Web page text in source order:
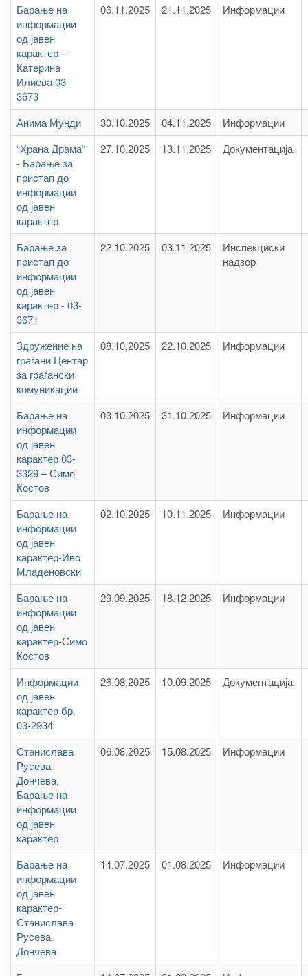
Барање на
информации
од јавен
карактер –
Катерина
Илиева 03-
3673
06.11.2025 21.11.2025 Информации
Анима Мунди 30.10.2025 04.11.2025 Информации
“Храна Драма“
- Барање за
пристап до
информации
од јавен
карактер
27.10.2025 13.11.2025 Документација
Барање за
пристап до
информации
од јавен
карактер - 03-
3671
22.10.2025 03.11.2025
Инспекциски
надзор
Здружение на
граѓани Центар
за граѓански
комуникации
08.10.2025 22.10.2025 Информации
Барање на
информации
од јавен
карактер 03-
3329 – Симо
Костов
03.10.2025 31.10.2025 Информации
Барање на
информации
од јавен
карактер-Иво
Младеновски
02.10.2025 10.11.2025 Информации
Барање на
информации
од јавен
карактер-Симо
Костов
29.09.2025 18.12.2025 Информации
Информации
од јавен
карактер бр.
03-2934
26.08.2025 10.09.2025 Документација
Станислава
Русева
Дончева,
Барање на
информации
од јавен
карактер
06.08.2025 15.08.2025 Информации
Барање на
информации
од јавен
карактер-
Станислава
Русева
Дончева
14.07.2025 01.08.2025 Информации